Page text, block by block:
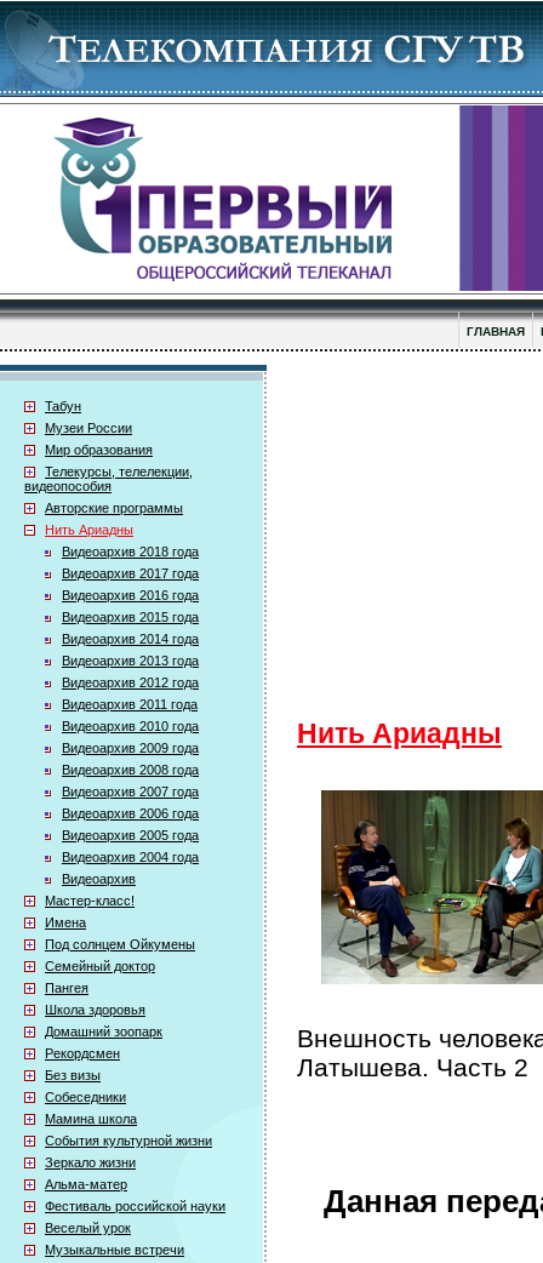
ГЛАВНАЯ
Табун
Музеи России
Мир образования
Телекурсы, телелекции,
видеопособия
Авторские программы
Нить Ариадны
Видеоархив 2018 года
Видеоархив 2017 года
Видеоархив 2016 года
Видеоархив 2015 года
Видеоархив 2014 года
Видеоархив 2013 года
Видеоархив 2012 года
Видеоархив 2011 года
Видеоархив 2010 года
Видеоархив 2009 года
Видеоархив 2008 года
Видеоархив 2007 года
Видеоархив 2006 года
Видеоархив 2005 года
Видеоархив 2004 года
Видеоархив
Мастер-класс!
Имена
Под солнцем Ойкумены
Семейный доктор
Пангея
Школа здоровья
Домашний зоопарк
Рекордсмен
Без визы
Собеседники
Мамина школа
События культурной жизни
Зеркало жизни
Альма-матер
Фестиваль российской науки
Веселый урок
Музыкальные встречи
Нить Ариадны
Внешность
Латышева. Часть 2
Данная